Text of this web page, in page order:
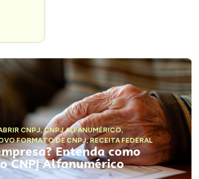
CNPJ,CNPJ ALFANUMÉRICO,
FORMATO DE CNPJ,RECEITA FEDERAL
Entenda como
CNPJ Alfanumérico